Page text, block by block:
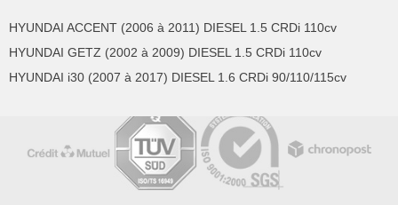
HYUNDAI ACCENT (2006 à 2011) DIESEL 1.5 CRDi 110cv
HYUNDAI GETZ (2002 à 2009) DIESEL 1.5 CRDi 110cv
HYUNDAI i30 (2007 à 2017) DIESEL 1.6 CRDi 90/110/115cv